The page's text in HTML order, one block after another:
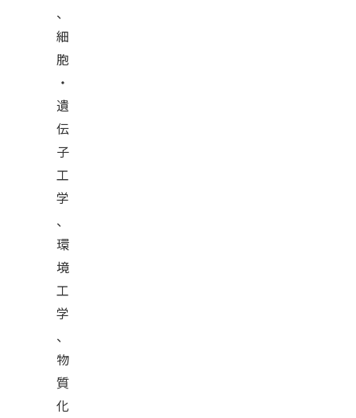
、
細
胞
・
遺
伝
子
工
学
、
環
境
工
学
、
物
質
化